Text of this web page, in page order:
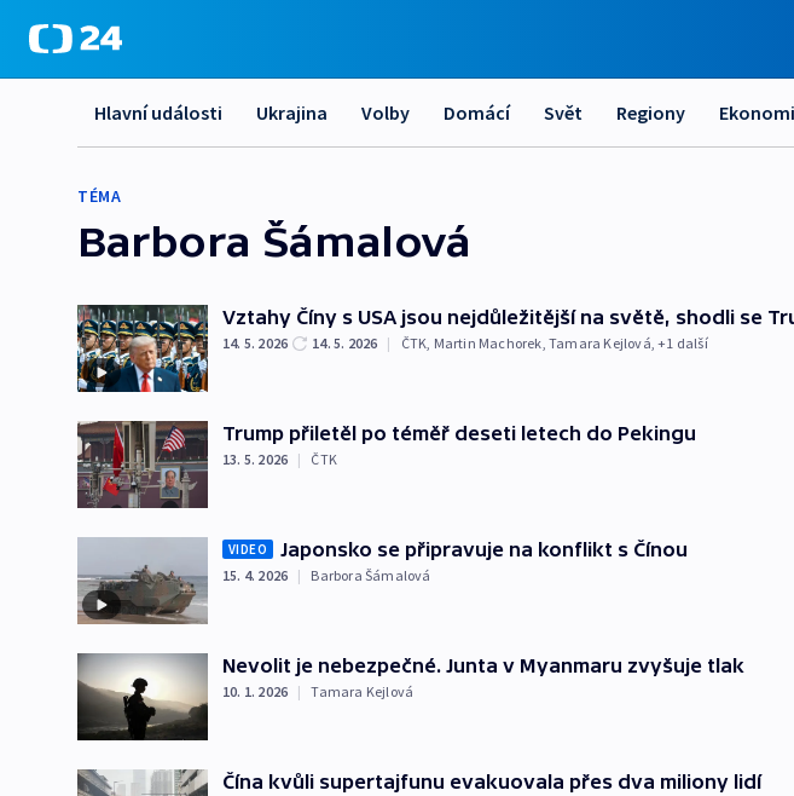
Hlavní události Ukrajina Volby Domácí Svět Regiony
TÉMA
Barbora Šámalová
Vztahy Číny s USA jsou nejdůležitější na světě, shodli se
14. 5. 2026 14. 5. 2026 | ČTK, Martin Machorek,Tamara Kejlová, +1 další
Trump přiletěl po téměř deseti letech do Pekingu
13. 5. 2026 | ČTK
VIDEO Japonsko se připravuje na konflikt s Čínou
15. 4. 2026 | Barbora Šámalová
Nevolit je nebezpečné. Junta v Myanmaru zvyšuje tlak
10. 1. 2026 | Tamara Kejlová
Čína kvůli supertajfunu evakuovala přes dva miliony lidí